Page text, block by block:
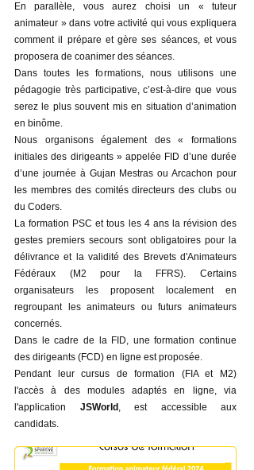
En parallèle, vous aurez choisi un « tuteur
animateur » dans votre activité qui vous expliquera
comment il prépare et gère ses séances, et vous
proposera de coanimer des séances.
Dans toutes les formations, nous utilisons une
pédagogie très participative, c’est-à-dire que vous
serez le plus souvent mis en situation d’animation
en binôme.
Nous organisons également des « formations
initiales des dirigeants » appelée FID d’une durée
d’une journée à Gujan Mestras ou Arcachon pour
les membres des comités directeurs des clubs ou
du Coders.
La formation PSC et tous les 4 ans la révision des
gestes premiers secours sont obligatoires pour la
délivrance et la validité des Brevets d'Animateurs
Fédéraux (M2 pour la FFRS). Certains
organisateurs les proposent localement en
regroupant les animateurs ou futurs animateurs
concernés.
​Dans le cadre de la FID, une formation continue
des dirigeants (FCD) en ligne est proposée.
Pendant leur cursus de formation (FIA et M2)
l'accès à des modules adaptés en ligne, via
l'application JSWorld ,
est accessible aux
candidats.